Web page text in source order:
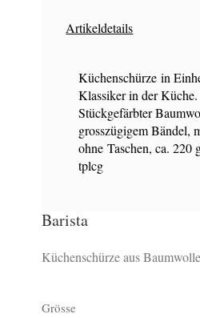
Artikeldetails
Küchenschürze in
Klassiker in der Küche.
Stückgefärbter
grosszügigem Bändel,
ohne Taschen, ca. 220
tplcg
Barista
Küchenschürze aus Baumwolle
Grösse